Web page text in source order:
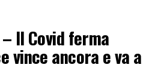
Il Covid ferma
vince ancora e va a